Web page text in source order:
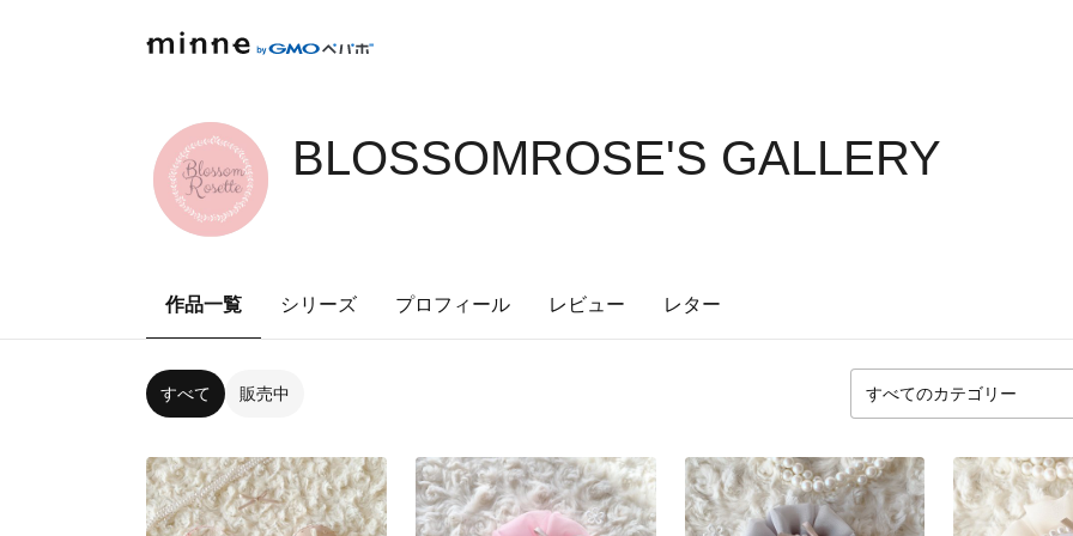
BLOSSOMROSE'S GALLERY
作品一覧 シリーズ プロフィール レビュー レター
すべて 販売中